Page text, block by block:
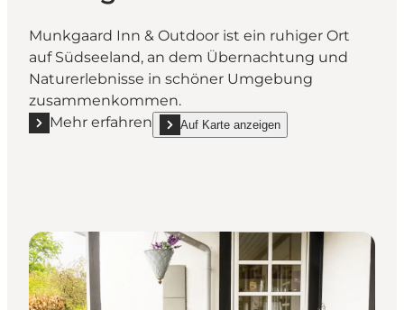
Munkgaard Inn & Outdoor ist ein ruhiger Ort
auf Südseeland, an dem Übernachtung und
Naturerlebnisse in schöner Umgebung
zusammenkommen.
Mehr erfahren
Mehr erfahren "Munkgaard Inn & Outdoor"
Auf Karte anzeigen
show Munkgaard Inn & Outdoor on_map